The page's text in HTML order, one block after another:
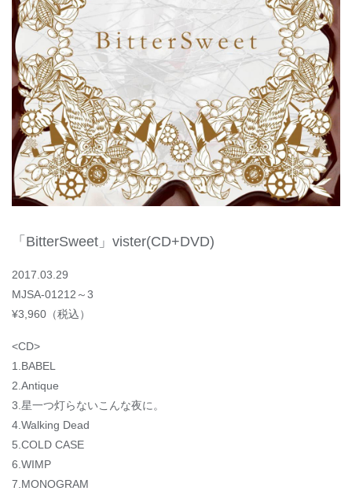
「BitterSweet」vister(CD+DVD)
2017.03.29
MJSA-01212～3
¥3,960（税込）
<CD>
1.BABEL
2.Antique
3.星一つ灯らないこんな夜に。
4.Walking Dead
5.COLD CASE
6.WIMP
7.MONOGRAM